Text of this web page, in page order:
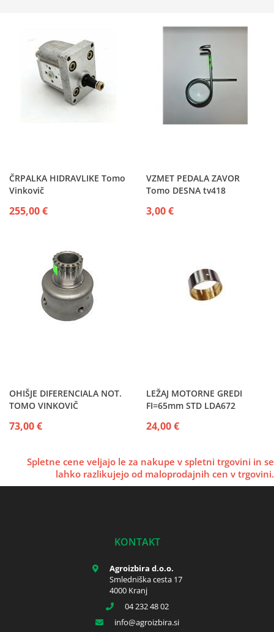
ČRPALKA HIDRAVLIKE Tomo
Vinkovič
255,00 €
VZMET PEDALA ZAVOR
Tomo DESNA tv418
3,00 €
OHIŠJE DIFERENCIALA NOT.
TOMO VINKOVIČ
73,00 €
LEŽAJ MOTORNE GREDI
FI=65mm STD LDA672
24,00 €
Spletne cene veljajo le za nakupe v spletni trgovini in se
lahko razlikujejo od maloprodajnih cen v trgovini.
KONTAKT
Agroizbira d.o.o.
Smledniška cesta 17
4000 Kranj
04 232 48 02
info
agroizbira.si